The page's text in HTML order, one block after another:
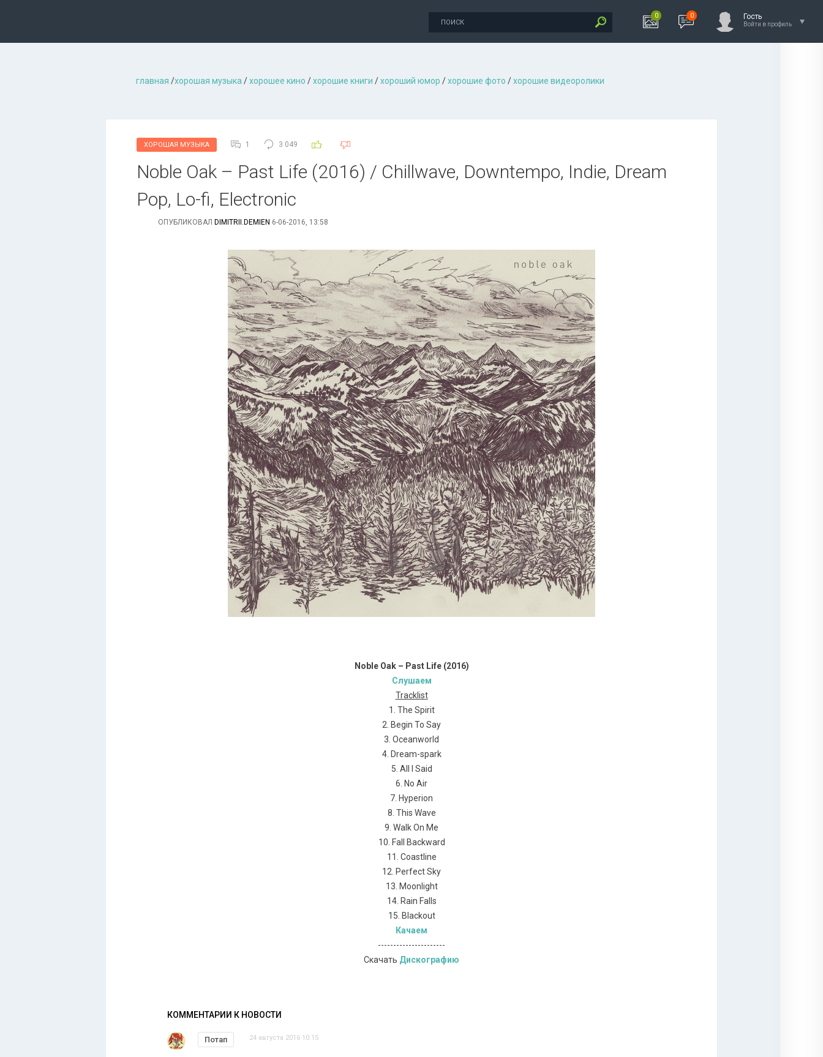
0 0 Гость
Войти в профиль
главная /хорошая музыкa /хорошее кино /хорошие книги /хороший юмор /хорошие фото /хорошие видеоролики
ХОРОШАЯ МУЗЫКА 1 3 049
Noble Oak – Past Life (2016) / Chillwave, Downtempo, Indie, Dream
Pop, Lo-fi, Electronic
ОПУБЛИКОВАЛ DIMITRII.DEMIEN 6-06-2016, 13:58
Noble Oak – Past Life (2016)
Слушаем
Tracklist
1. The Spirit
2. Begin To Say
3. Oceanworld
4. Dream-spark
5. All I Said
6. No Air
7. Hyperion
8. This Wave
9. Walk On Me
10. Fall Backward
11. Coastline
12. Perfect Sky
13. Moonlight
14. Rain Falls
15. Blackout
Качаем
----------------------
Скачать Дискографию
КОММЕНТАРИИ К НОВОСТИ
Потап 24 августа 2016 10:15